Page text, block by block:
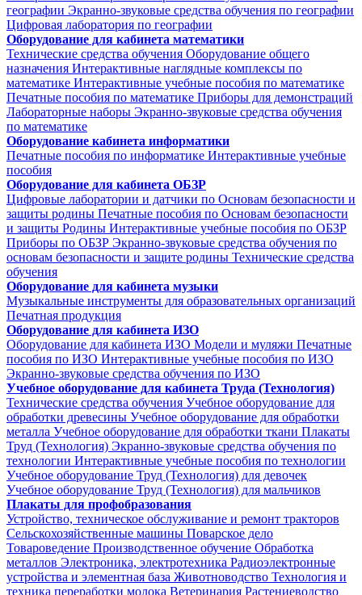
географии Экранно-звуковые средства обучения по географии
Цифровая лаборатория по географии
Оборудование для кабинета математики
Технические средства обучения Оборудование общего
назначения Интерактивные наглядные комплексы по
математике Интерактивные учебные пособия по математике
Печатные пособия по математике Приборы для демонстраций
Лабораторные наборы Экранно-звуковые средства обучения
по математике
Оборудование кабинета информатики
Печатные пособия по информатике Интерактивные учебные
пособия
Оборудование для кабинета ОБЗР
Цифровые лаборатории и датчики по Основам безопасности и
защиты родины Печатные пособия по Основам безопасности
и защиты Родины Интерактивные учебные пособия по ОБЗР
Приборы по ОБЗР Экранно-звуковые средства обучения по
основам безопасности и защите родины Технические средства
обучения
Оборудование для кабинета музыки
Музыкальные инструменты для образовательных организаций
Печатная продукция
Оборудование для кабинета ИЗО
Оборудование для кабинета ИЗО Модели и муляжи Печатные
пособия по ИЗО Интерактивные учебные пособия по ИЗО
Экранно-звуковые средства обучения по ИЗО
Учебное оборудование для кабинета Труда (Технология)
Технические средства обучения Учебное оборудование для
обработки древесины Учебное оборудование для обработки
металла Учебное оборудование для обработки ткани Плакаты
Труд (Технология) Экранно-звуковые средства обучения по
технологии Интерактивные учебные пособия по технологии
Учебное оборудование Труд (Технология) для девочек
Учебное оборудование Труд (Технология) для мальчиков
Плакаты для профобразования
Устройство, техническое обслуживание и ремонт тракторов
Сельскохозяйственные машины Поварское дело
Товароведение Производственное обучение Обработка
металлов Электроника, электротехника Радиоэлектронные
устройства и элементная база Животноводство Технология и
техника переработки молока Ветеринария Растениеводство